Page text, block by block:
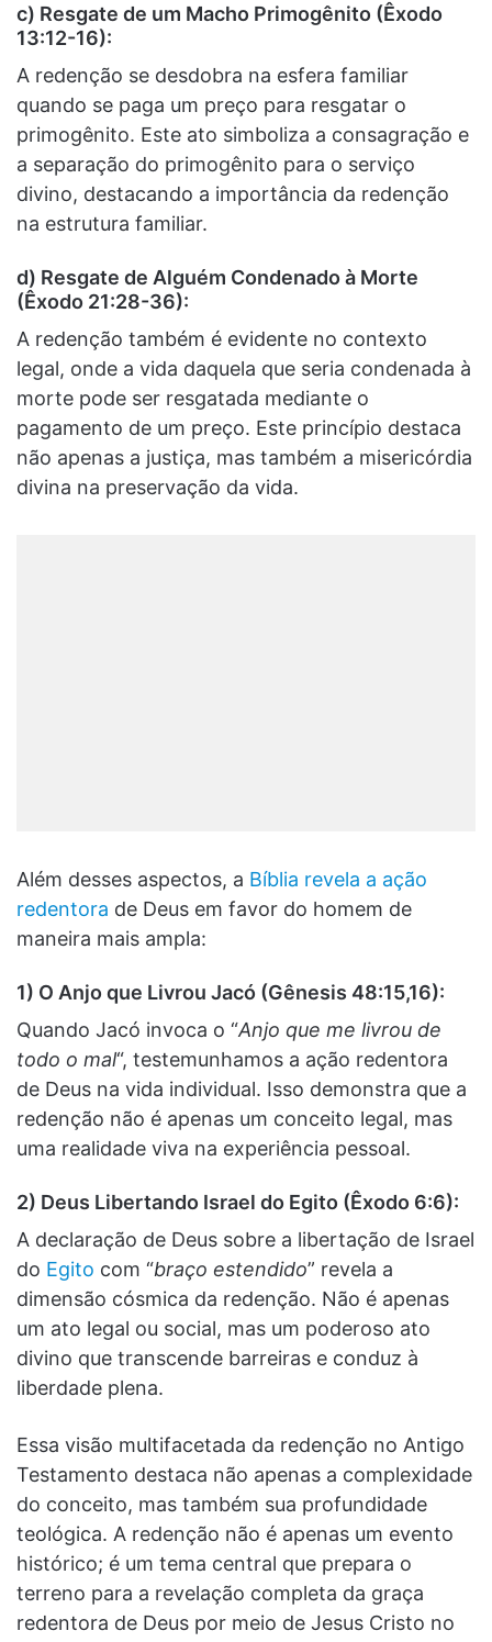
c) Resgate de um Macho Primogênito (Êxodo
13:12-16):
A redenção se desdobra na esfera familiar
quando se paga um preço para resgatar o
primogênito. Este ato simboliza a consagração e
a separação do primogênito para o serviço
divino, destacando a importância da redenção
na estrutura familiar.
d) Resgate de Alguém Condenado à Morte
(Êxodo 21:28-36):
A redenção também é evidente no contexto
legal, onde a vida daquela que seria condenada à
morte pode ser resgatada mediante o
pagamento de um preço. Este princípio destaca
não apenas a justiça, mas também a misericórdia
divina na preservação da vida.
Além desses aspectos, a Bíblia revela a ação
redentora de Deus em favor do homem de
maneira mais ampla:
1) O Anjo que Livrou Jacó (Gênesis 48:15,16):
Quando Jacó invoca o “Anjo que me livrou de
todo o mal“, testemunhamos a ação redentora
de Deus na vida individual. Isso demonstra que a
redenção não é apenas um conceito legal, mas
uma realidade viva na experiência pessoal.
2) Deus Libertando Israel do Egito (Êxodo 6:6):
A declaração de Deus sobre a libertação de Israel
do Egito com “braço estendido” revela a
dimensão cósmica da redenção. Não é apenas
um ato legal ou social, mas um poderoso ato
divino que transcende barreiras e conduz à
liberdade plena.
Essa visão multifacetada da redenção no Antigo
Testamento destaca não apenas a complexidade
do conceito, mas também sua profundidade
teológica. A redenção não é apenas um evento
histórico; é um tema central que prepara o
terreno para a revelação completa da graça
redentora de Deus por meio de Jesus Cristo no